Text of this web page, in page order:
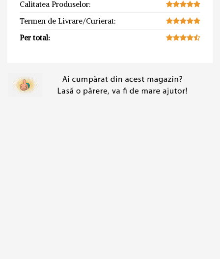
Calitatea Produselor:
Termen de Livrare/Curierat:
Per total: